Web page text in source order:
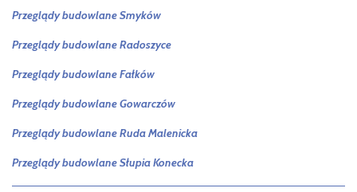
Przeglądy budowlane Smyków
Przeglądy budowlane Radoszyce
Przeglądy budowlane Fałków
Przeglądy budowlane Gowarczów
Przeglądy budowlane Ruda Malenicka
Przeglądy budowlane Słupia Konecka